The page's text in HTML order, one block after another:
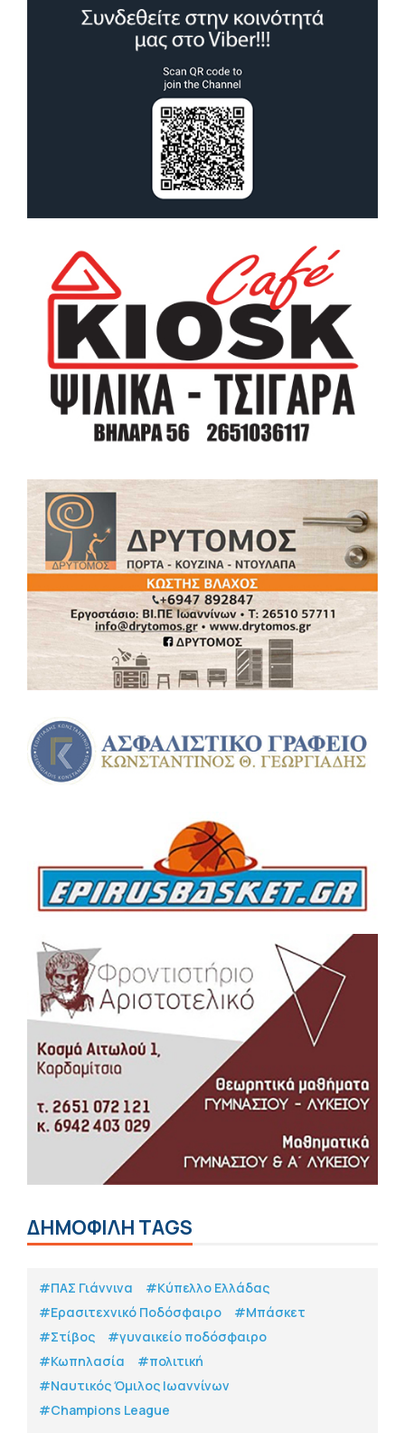
ΔΗΜΟΦΙΛΗ TAGS
#ΠΑΣ Γιάννινα
#Κύπελλο Ελλάδας
#Eρασιτεχνικό Ποδόσφαιρο
#Μπάσκετ
#Στίβος
#γυναικείο ποδόσφαιρο
#Κωπηλασία
#πολιτική
#Ναυτικός Όμιλος Ιωαννίνων
#Champions League